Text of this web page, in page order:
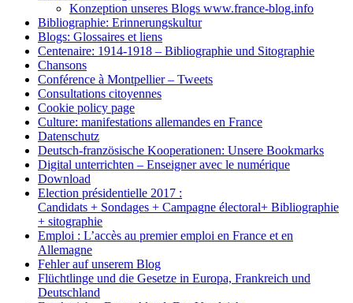
Konzeption unseres Blogs www.france-blog.info
Bibliographie: Erinnerungskultur
Blogs: Glossaires et liens
Centenaire: 1914-1918 – Bibliographie und Sitographie
Chansons
Conférence à Montpellier – Tweets
Consultations citoyennes
Cookie policy page
Culture: manifestations allemandes en France
Datenschutz
Deutsch-französische Kooperationen: Unsere Bookmarks
Digital unterrichten – Enseigner avec le numérique
Download
Election présidentielle 2017 :
Candidats + Sondages + Campagne électoral+ Bibliographie
+ sitographie
Emploi : L’accès au premier emploi en France et en
Allemagne
Fehler auf unserem Blog
Flüchtlinge und die Gesetze in Europa, Frankreich und
Deutschland